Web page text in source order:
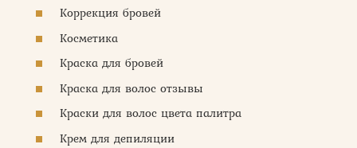
Коррекция бровей
Косметика
Краска для бровей
Краска для волос отзывы
Краски для волос цвета палитра
Крем для депиляции